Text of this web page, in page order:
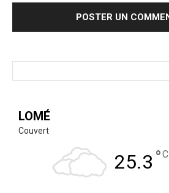
LOMÉ
Couvert
25.3 °C